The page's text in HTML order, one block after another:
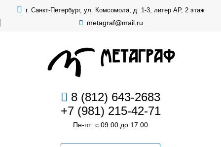
г. Санкт-Петербург, ул. Комсомола, д. 1-3, литер АР, 2 этаж
metagraf@mail.ru
8 (812) 643-2683
+7 (981) 215-42-71
Пн-пт: с 09.00 до 17.00